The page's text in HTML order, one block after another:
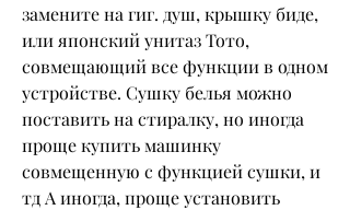
замените на гиг. душ, крышку биде,
или японский унитаз Тото,
совмещающий все функции в одном
устройстве. Сушку белья можно
поставить на стиралку, но иногда
проще купить машинку
совмещенную с функцией сушки, и
тд А иногда, проще установить